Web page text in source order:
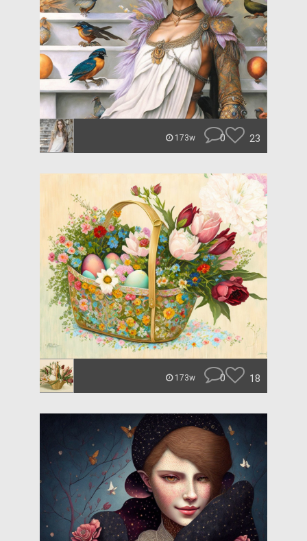
173w 0 23
173w 0 18